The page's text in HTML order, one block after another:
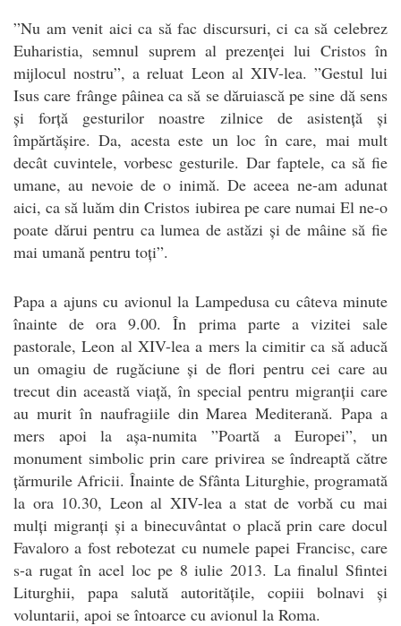
”Nu am venit aici ca să fac discursuri, ci ca să celebrez
Euharistia, semnul suprem al prezenței lui Cristos în
mijlocul nostru”, a reluat Leon al XIV-lea. ”Gestul lui
Isus care frânge pâinea ca să se dăruiască pe sine dă sens
și forță gesturilor noastre zilnice de asistență și
împărtășire. Da, acesta este un loc în care, mai mult
decât cuvintele, vorbesc gesturile. Dar faptele, ca să fie
umane, au nevoie de o inimă. De aceea ne-am adunat
aici, ca să luăm din Cristos iubirea pe care numai El ne-o
poate dărui pentru ca lumea de astăzi și de mâine să fie
mai umană pentru toți”.
Papa a ajuns cu avionul la Lampedusa cu câteva minute
înainte de ora 9.00. În prima parte a vizitei sale
pastorale, Leon al XIV-lea a mers la cimitir ca să aducă
un omagiu de rugăciune și de flori pentru cei care au
trecut din această viață, în special pentru migranții care
au murit în naufragiile din Marea Mediterană. Papa a
mers apoi la așa-numita ”Poartă a Europei”, un
monument simbolic prin care privirea se îndreaptă către
țărmurile Africii. Înainte de Sfânta Liturghie, programată
la ora 10.30, Leon al XIV-lea a stat de vorbă cu mai
mulți migranți și a binecuvântat o placă prin care docul
Favaloro a fost rebotezat cu numele papei Francisc, care
s-a rugat în acel loc pe 8 iulie 2013. La finalul Sfintei
Liturghii, papa salută autoritățile, copiii bolnavi și
voluntarii, apoi se întoarce cu avionul la Roma.